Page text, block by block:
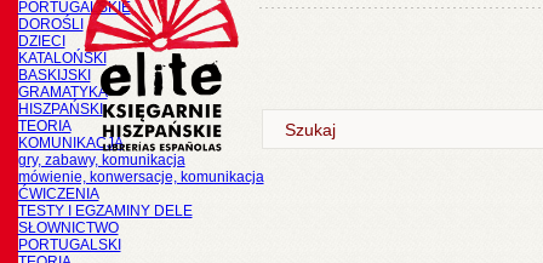
PORTUGALSKIE
DOROŚLI
DZIECI
KATALOŃSKI
BASKIJSKI
GRAMATYKA
HISZPAŃSKI
TEORIA
KOMUNIKACJA
gry, zabawy, komunikacja
mówienie, konwersacje, komunikacja
ĆWICZENIA
TESTY I EGZAMINY DELE
SŁOWNICTWO
PORTUGALSKI